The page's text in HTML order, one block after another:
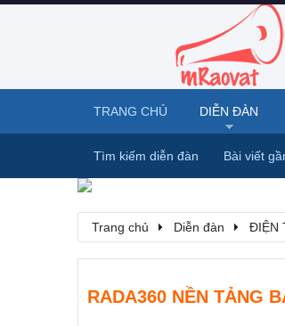
Trang chủ Diễn đàn ĐIỆN
RADA360 NỀN TẢNG
TRANG CHỦ DIỄN ĐÀN
Tìm kiếm diễn đàn Bài viết